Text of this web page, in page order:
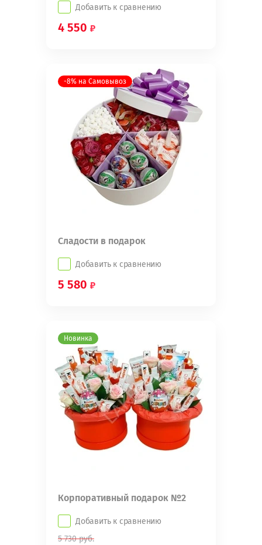
Добавить к сравнению
4 550
-8% на Самовывоз
Сладости в подарок
Добавить к сравнению
5 580
Новинка
Корпоративный подарок №2
Добавить к сравнению
5 730руб.